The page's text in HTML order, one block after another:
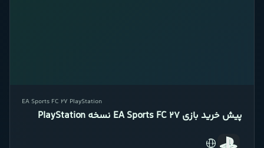
EA Sports FC 27 PlayStation
پیش خرید بازی EA Sports FC 27 نسخه PlayStation